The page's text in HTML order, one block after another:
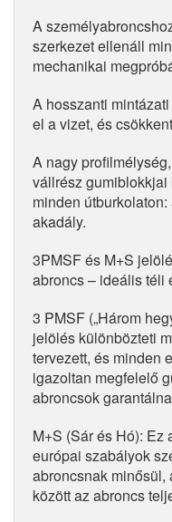
A
szerkezet ellenáll
mechanikai
A hosszanti
el a vizet, és
A nagy
vállrész
minden
akadály.
3PMSF és M+S
abroncs – ideális téli
3 PMSF („Három
jelölés különbözteti
tervezett, és minden
igazoltan megfelelő
abroncsok
M+S (Sár és Hó):
európai szabályok
abroncsnak
között az abroncs